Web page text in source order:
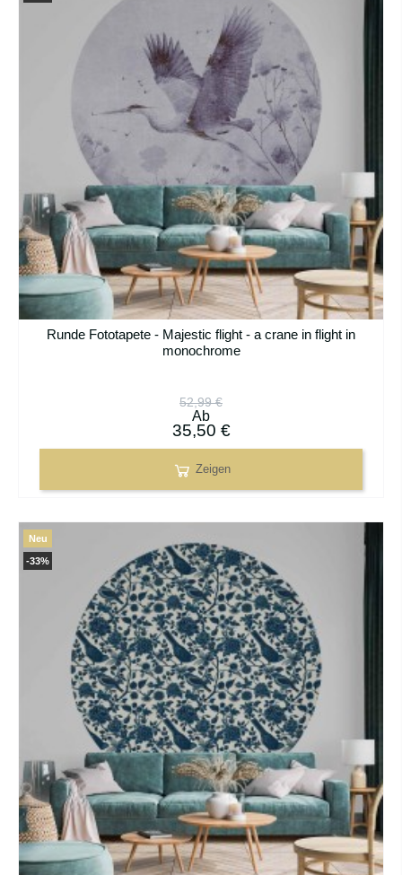
Runde Fototapete - Majestic flight - a crane in flight in
monochrome
52,99 €
Ab
35,50 €
Zeigen
-33%
Neu